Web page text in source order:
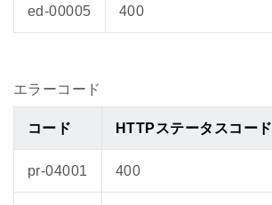
ed-00005 400
エラーコード
コード HTTPステータスコード
pr-04001 400